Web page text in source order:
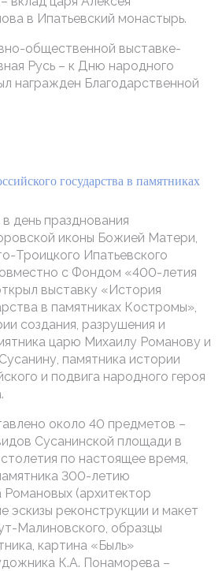
в Ипатьевский монастырь.
общественной выставке-
Русь – к Дню народного
награжден Благодарственной
государства в памятниках
день празднования
иконы Божией Матери,
Троицкого Ипатьевского
с Фондом «400-летия
выставку «История
в памятниках Костромы»,
создания, разрушения и
царю Михаилу Романову и
памятника истории
и подвига народного героя
около 40 предметов –
Сусанинской площади в
по настоящее время,
300-летию
(архитектор
эскизы реконструкции и макет
Малиновского, образцы
картина «Быль»
К.А. Понаморева –